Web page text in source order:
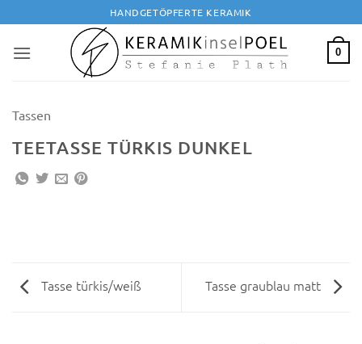
Inhalt
springen
HANDGETÖPFERTE KERAMIK
0
Tassen
TEETASSE TÜRKIS DUNKEL
Tasse türkis/weiß Tasse graublau matt